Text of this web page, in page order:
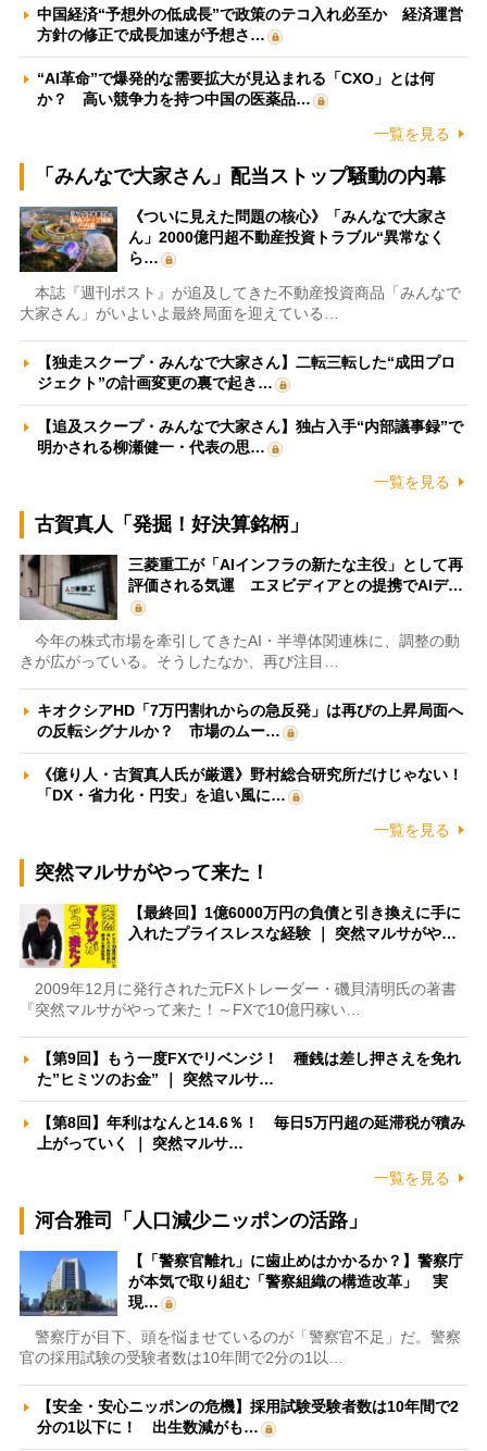
中国経済“予想外の低成長”で政策のテコ入れ必至か 経済運営
方針の修正で成長加速が予想さ…
“AI革命”で爆発的な需要拡大が見込まれる「CXO」とは何
か？ 高い競争力を持つ中国の医薬品…
一覧を見る
「みんなで大家さん」配当ストップ騒動の内幕
《ついに見えた問題の核心》「みんなで大家さ
ん」2000億円超不動産投資トラブル“異常なく
ら…
本誌『週刊ポスト』が追及してきた不動産投資商品「みんなで
大家さん」がいよいよ最終局面を迎えている…
【独走スクープ・みんなで大家さん】二転三転した“成田プロ
ジェクト”の計画変更の裏で起き…
【追及スクープ・みんなで大家さん】独占入手“内部議事録”で
明かされる柳瀬健一・代表の思…
一覧を見る
古賀真人「発掘！好決算銘柄」
三菱重工が「AIインフラの新たな主役」として再
評価される気運 エヌビディアとの提携でAIデ…
今年の株式市場を牽引してきたAI・半導体関連株に、調整の動
きが広がっている。そうしたなか、再び注目…
キオクシアHD「7万円割れからの急反発」は再びの上昇局面へ
の反転シグナルか？ 市場のムー…
《億り人・古賀真人氏が厳選》野村総合研究所だけじゃない！
「DX・省力化・円安」を追い風に…
一覧を見る
突然マルサがやって来た！
【最終回】1億6000万円の負債と引き換えに手に
入れたプライスレスな経験 ｜ 突然マルサがや…
2009年12月に発行された元FXトレーダー・磯貝清明氏の著書
『突然マルサがやって来た！～FXで10億円稼い…
【第9回】もう一度FXでリベンジ！ 種銭は差し押さえを免れ
た”ヒミツのお金” ｜ 突然マルサ…
【第8回】年利はなんと14.6％！ 毎日5万円超の延滞税が積み
上がっていく ｜ 突然マルサ…
一覧を見る
河合雅司「人口減少ニッポンの活路」
【「警察官離れ」に歯止めはかかるか？】警察庁
が本気で取り組む「警察組織の構造改革」 実
現…
警察庁が目下、頭を悩ませているのが「警察官不足」だ。警察
官の採用試験の受験者数は10年間で2分の1以…
【安全・安心ニッポンの危機】採用試験受験者数は10年間で2
分の1以下に！ 出生数減がも…